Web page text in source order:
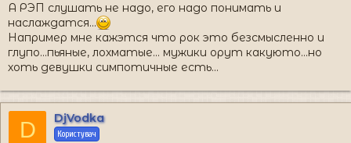
А РЭП слушать не надо, его надо понимать и
наслаждатся...
Например мне кажэтся что рок это безсмысленно и
глупо...пьяные, лохматые... мужики орут какуюто...но
хоть девушки симпотичные есть...
D DjVodka
Користувач